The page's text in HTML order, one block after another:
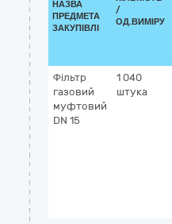
НАЗВА
ПРЕДМЕТА
ЗАКУПІВЛІ
/
ОД.ВИМІРУ
Фільтр
газовий
муфтовий
DN 15
1 040
штука